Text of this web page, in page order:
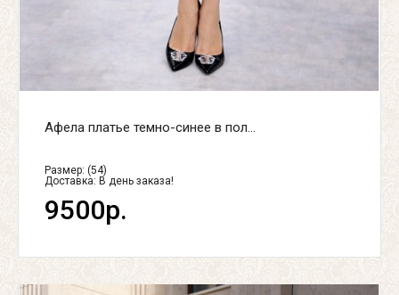
Афела платье темно-синее в пол...
Размер: (54)
Доставка: В день заказа!
9500р.